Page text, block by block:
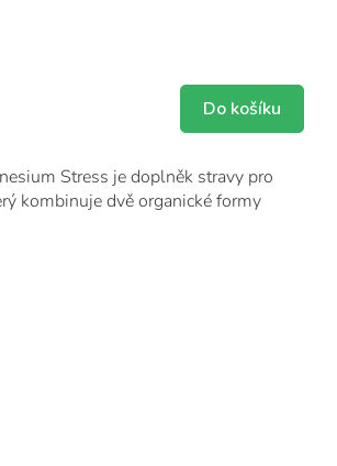
Do košíku
Stress je doplněk stravy pro
kombinuje dvě organické formy